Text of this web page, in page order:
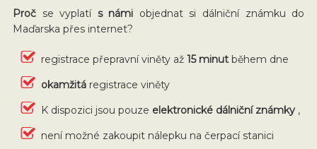
Proč se vyplatí s námi objednat si dálniční známku do
Maďarska přes internet?
registrace přepravní viněty až 15 minut během dne
okamžitá registrace viněty
K dispozici jsou pouze elektronické dálniční známky ,
není možné zakoupit nálepku na čerpací stanici